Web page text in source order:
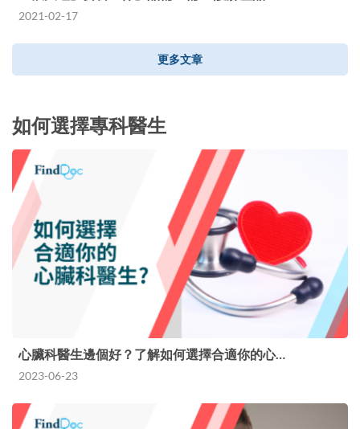
2021-02-17
更多文章
如何選擇專科醫生
心臟科醫生邊個好？了解如何選擇合適你的心…
2023-06-23